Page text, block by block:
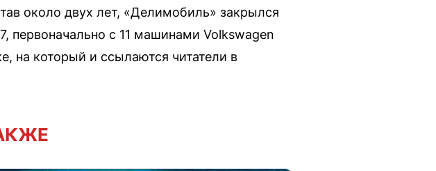
около двух лет, «Делимобиль» закрылся
первоначально с 11 машинами Volkswagen
на который и ссылаются читатели в